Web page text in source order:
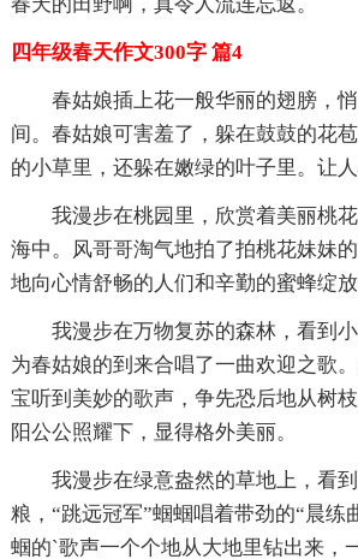
四年级春天作文300字 篇4
春姑娘插上花一般华丽的翅膀，
间。春姑娘可害羞了，躲在鼓鼓的花
的小草里，还躲在嫩绿的叶子里。让人
我漫步在桃园里，欣赏着美丽桃
海中。风哥哥淘气地拍了拍桃花妹妹
地向心情舒畅的人们和辛勤的蜜蜂绽放
我漫步在万物复苏的森林，看到
为春姑娘的到来合唱了一曲欢迎之歌
宝听到美妙的歌声，争先恐后地从树
阳公公照耀下，显得格外美丽。
我漫步在绿意盎然的草地上，看
粮，“跳远冠军”蝈蝈唱着带劲的“晨练
蝈的`歌声一个个地从大地里钻出来，